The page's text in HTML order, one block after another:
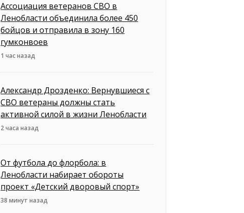
Ассоциация ветеранов СВО в
Ленобласти объединила более 450
бойцов и отправила в зону 160
гумконвоев
1 час назад
Александр Дрозденко: Вернувшиеся с
СВО ветераны должны стать
активной силой в жизни Ленобласти
2 часа назад
От футбола до флорбола: в
Ленобласти набирает обороты
проект «Детский дворовый спорт»
38 минут назад